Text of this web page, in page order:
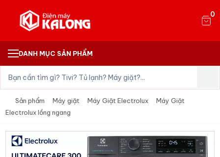
0
DANH MỤC SẢN PHẨM
Sản phẩm Máy giặt Máy Giặt Electrolux
Máy Giặt
Electrolux lồng ngang